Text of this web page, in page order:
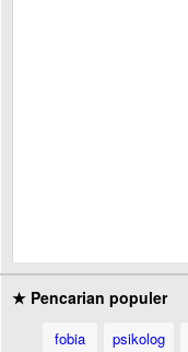
★ Pencarian populer
fobia psikolog